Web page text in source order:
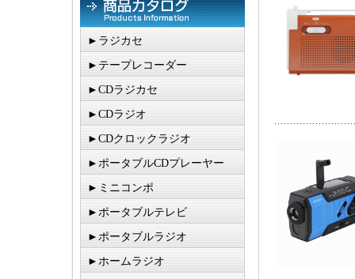
►ラジカセ
►テープレコーダー
►CDラジカセ
►CDラジオ
►CDクロックラジオ
►ポータブルCDプレーヤー
►ミニコンポ
►ポータブルテレビ
►ポータブルラジオ
►ホームラジオ